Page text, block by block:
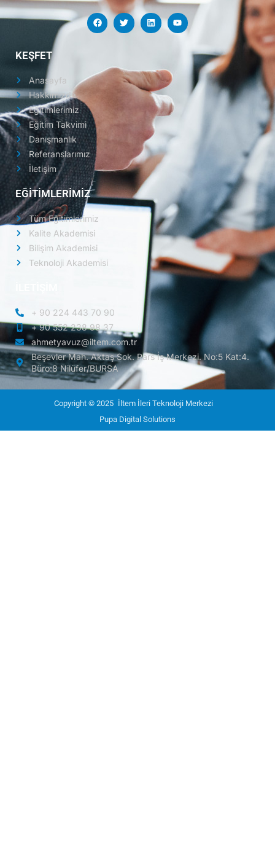
KEŞFET
Anasayfa
Hakkımızda
Eğitimlerimiz
Eğitim Takvimi
Danışmanlık
Referanslarımız
İletişim
EĞİTİMLERİMİZ
Tüm Eğitimlerimiz
Kalite Akademisi
Bilişim Akademisi
Teknoloji Akademisi
+ 90 224 443 70 90
+ 90 552 238 98 37
ahmetyavuz@iltem.com.tr
Beşevler Mah. Aktaş Sok. Pars İş Merkezi. No:5 Kat:4.
Büro:8 Nilüfer/BURSA
Copyright © 2025 İltem İleri Teknoloji Merkezi
Pupa Digital Solutions